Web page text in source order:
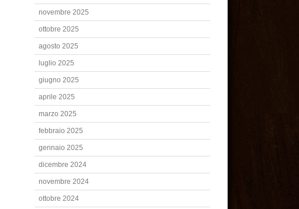
novembre 2025
ottobre 2025
agosto 2025
luglio 2025
giugno 2025
aprile 2025
marzo 2025
febbraio 2025
gennaio 2025
dicembre 2024
novembre 2024
ottobre 2024